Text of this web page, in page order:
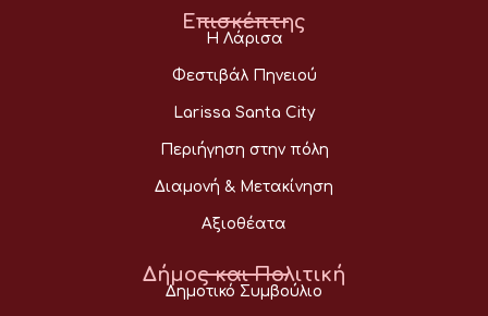
Επισκέπτης
Η Λάρισα
Φεστιβάλ Πηνειού
Larissa Santa City
Περιήγηση στην πόλη
Διαμονή & Μετακίνηση
Αξιοθέατα
Δήμος και Πολιτική
Δημοτικό Συμβούλιο